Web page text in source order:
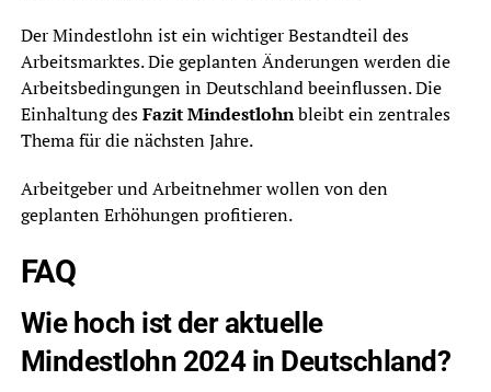
Der Mindestlohn ist ein wichtiger Bestandteil des
Arbeitsmarktes. Die geplanten Änderungen werden die
Arbeitsbedingungen in Deutschland beeinflussen. Die
Einhaltung desFazit Mindestlohnbleibt ein zentrales
Thema für die nächsten Jahre.
Arbeitgeber und Arbeitnehmer wollen von den
geplanten Erhöhungen profitieren.
FAQ
Wie hoch ist der aktuelle
Mindestlohn 2024 in Deutschland?